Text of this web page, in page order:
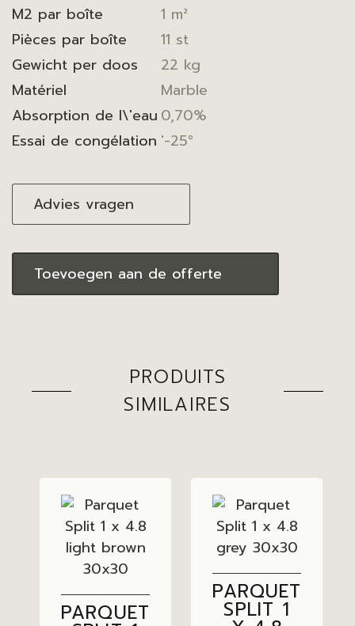
M2 par boîte
1 m²
Pièces par boîte
11 st
Gewicht per doos
22 kg
Matériel
Marble
Absorption de l\'eau 0,70%
Essai de congélation '-25°
Advies vragen
Toevoegen aan de offerte
PRODUITS
SIMILAIRES
PARQUET
PARQUET
SPLIT 1